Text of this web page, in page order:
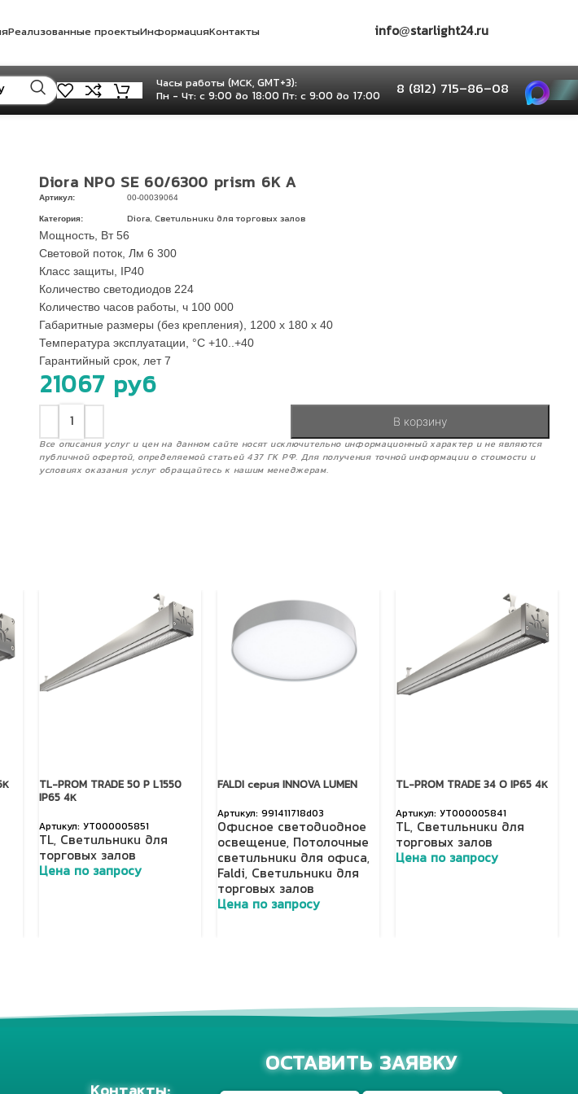
Реализованные проектыИнформацияКонтакты info@starlight24.ru
Часы работы (МСК, GMT+3):
Пн - Чт: с 9:00 до 18:00 Пт: с 9:00 до 17:00
8 (812) 715–86–08
Diora NPO SE 60/6300 prism 6K A
Артикул: 00-00039064
Категория: Diora Светильники для торговых залов
Мощность, Вт 56
Световой поток, Лм 6 300
Класс защиты, IP40
Количество светодиодов 224
Количество часов работы, ч 100 000
Габаритные размеры (без крепления), 1200 х 180 х 40
Температура эксплуатации, °C +10..+40
Гарантийный срок, лет 7
21067 руб
В корзину
Все описания услуг и цен на данном сайте носят исключительно информационный характер и не являются
публичной офертой, определяемой статьей 437 ГК РФ. Для получения точной информации о стоимости и
условиях оказания услуг обращайтесь к нашим менеджерам.
TL-PROM TRADE 50 P L1550
IP65 4К
УТ000005851
TL, Светильники для
торговых залов
Цена по запросу
FALDI серия INNOVA LUMEN
991411718d03
Офисное светодиодное
освещение, Потолочные
светильники для офиса,
Faldi, Светильники для
торговых залов
Цена по запросу
TL-PROM TRADE 34 O IP65 4К
УТ000005841
TL, Светильники для
торговых залов
Цена по запросу
ОСТАВИТЬ ЗАЯВКУ